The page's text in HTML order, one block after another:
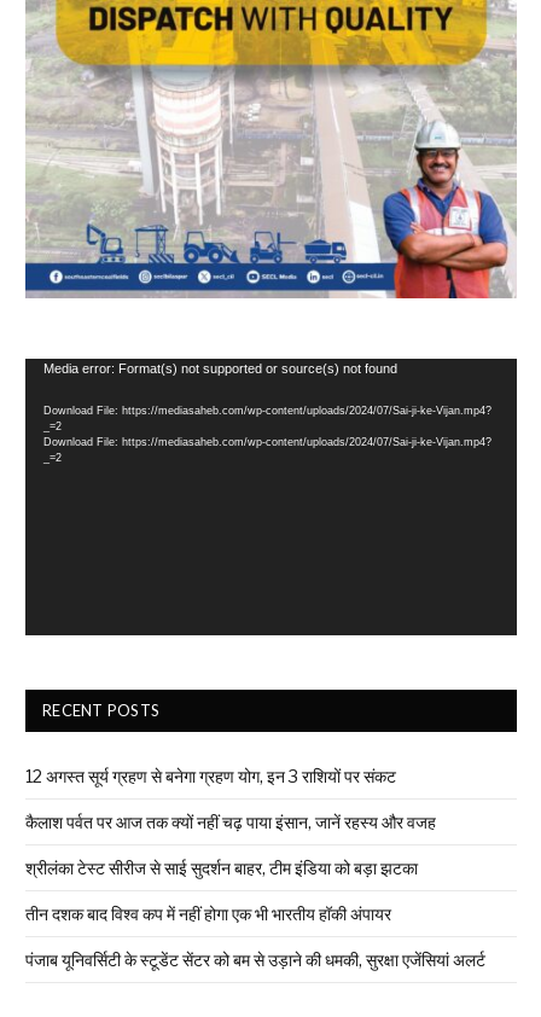
Video
Media error: Format(s) not supported or source(s) not found
Download File: https://mediasaheb.com/wp-content/uploads/2024/07/Sai-ji-ke-Vijan.mp4?
_=2
Download File: https://mediasaheb.com/wp-content/uploads/2024/07/Sai-ji-ke-Vijan.mp4?
_=2
RECENT POSTS
12 अगस्त सूर्य ग्रहण से बनेगा ग्रहण योग, इन 3 राशियों पर संकट
कैलाश पर्वत पर आज तक क्यों नहीं चढ़ पाया इंसान, जानें रहस्य और वजह
श्रीलंका टेस्ट सीरीज से साई सुदर्शन बाहर, टीम इंडिया को बड़ा झटका
तीन दशक बाद विश्व कप में नहीं होगा एक भी भारतीय हॉकी अंपायर
पंजाब यूनिवर्सिटी के स्टूडेंट सेंटर को बम से उड़ाने की धमकी, सुरक्षा एजेंसियां अलर्ट